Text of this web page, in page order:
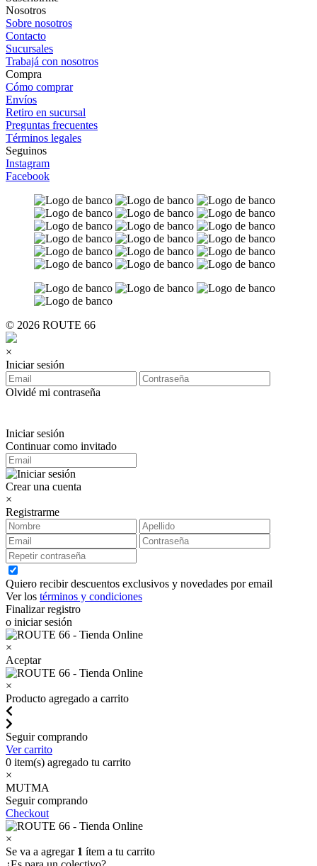
Nosotros
Sobre nosotros
Contacto
Sucursales
Trabajá con nosotros
Compra
Cómo comprar
Envíos
Retiro en sucursal
Preguntas frecuentes
Términos legales
Seguinos
Instagram
Facebook
© 2026 ROUTE 66
×
Iniciar sesión
Olvidé mi contraseña
Iniciar sesión
Continuar como invitado
Crear una cuenta
×
Registrarme
Quiero recibir descuentos exclusivos y novedades por email
Ver los términos y condiciones
Finalizar registro
o iniciar sesión
×
Aceptar
×
Producto agregado a carrito
Seguir comprando
Ver carrito
0 item(s) agregado tu carrito
×
MUTMA
Seguir comprando
Checkout
×
Se va a agregar 1 ítem a tu carrito